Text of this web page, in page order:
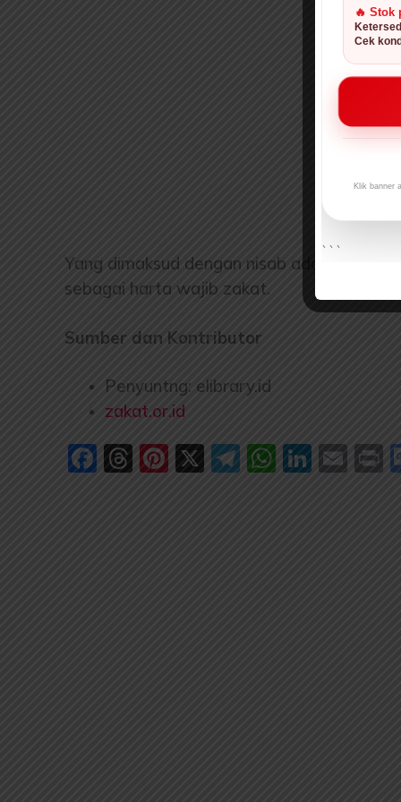
Yang dimaksud dengan nisab adalah
sebagai harta wajib zakat.
Sumber dan Kontributor
Penyuntng: elibrary.id
zakat.or.id
Facebook
Threads
Pinterest
X Telegram
🔥 Stok
Cek
Klik banner
```